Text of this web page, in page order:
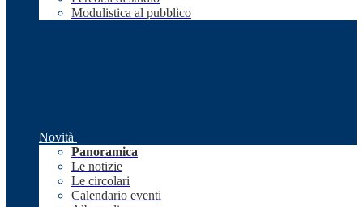
Modulistica al pubblico
Novità
Panoramica
Le notizie
Le circolari
Calendario eventi